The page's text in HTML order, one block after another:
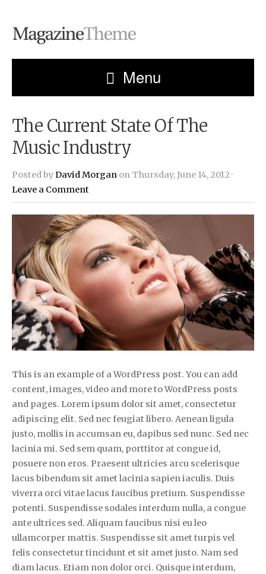
Menu
The Current State Of The
Music Industry
Posted byDavid Morgan on Thursday, June 14, 2012 ·
Leave a Comment
This is an example of a WordPress post. You can add
content, images, video and more to WordPress posts
and pages. Lorem ipsum dolor sit amet, consectetur
adipiscing elit. Sed nec feugiat libero. Aenean ligula
justo, mollis in accumsan eu, dapibus sed nunc. Sed nec
lacinia mi. Sed sem quam, porttitor at congue id,
posuere non eros. Praesent ultricies arcu scelerisque
lacus bibendum sit amet lacinia sapien iaculis. Duis
viverra orci vitae lacus faucibus pretium. Suspendisse
potenti. Suspendisse sodales interdum nulla, a congue
ante ultrices sed. Aliquam faucibus nisi eu leo
ullamcorper mattis. Suspendisse sit amet turpis vel
felis consectetur tincidunt et sit amet justo. Nam sed
diam lacus. Etiam non dolor orci. Quisque interdum,